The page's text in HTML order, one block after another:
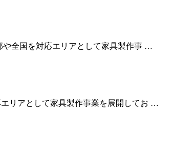
や全国を対応エリアとして家具製作事 …
リアとして家具製作事業を展開してお …